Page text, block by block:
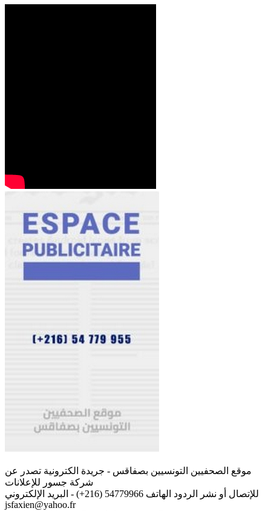
موقع الصحفيين التونسيين بصفاقس - جريدة الكترونية تصدر عن
شركة جسور للإعلانات
للإتصال أو نشر الردود الهاتف 54779966 (216+) - البريد الإلكتروني
jsfaxien@yahoo.fr